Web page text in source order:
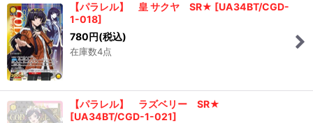
【パラレル】 皇 サクヤ SR★ [UA34BT/CGD-
1-018]
780円(税込)
在庫数4点
【パラレル】 ラズベリー SR★
[UA34BT/CGD-1-021]